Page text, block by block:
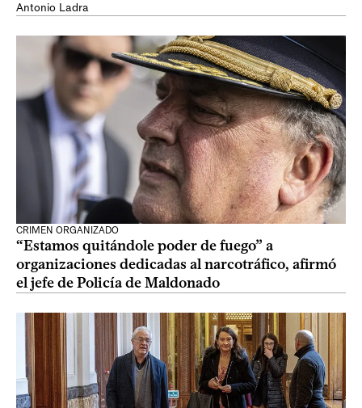
Antonio Ladra
CRIMEN ORGANIZADO
“Estamos quitándole poder de fuego” a
organizaciones dedicadas al narcotráfico, afirmó
el jefe de Policía de Maldonado